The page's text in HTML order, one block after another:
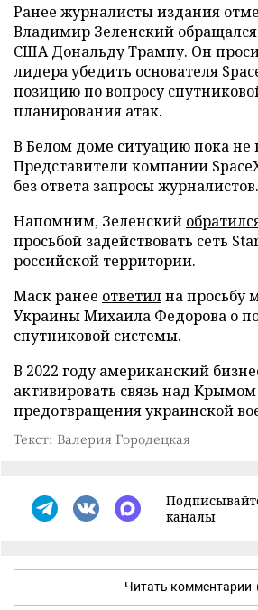
Ранее журналисты издания
Владимир Зеленский
США Дональду Трампу. Он
лидера убедить основателя
позицию по вопросу
планирования атак.
В Белом доме ситуацию пока
Представители компании
без ответа запросы журналистов.
Напомним, Зеленский
просьбой задействовать сеть
российской территории.
Маск ранее ответилна просьбу
Украины Михаила Федорова о
спутниковой системы.
В 2022 году американский
активировать связь над
предотвращения украинской
Текст: Валерия Городецкая
каналы
Читать комментарии